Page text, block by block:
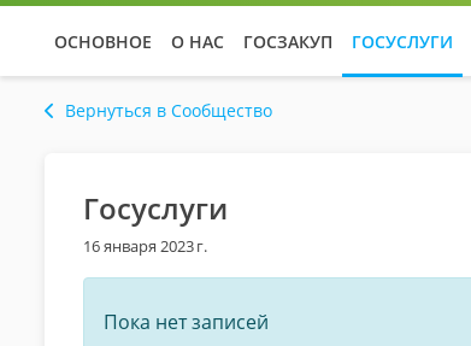
ОСНОВНОЕ О НАС ГОСЗАКУП ГОСУСЛУГИ
Вернуться в Сообщество
Госуслуги
16 января 2023 г.
Пока нет записей